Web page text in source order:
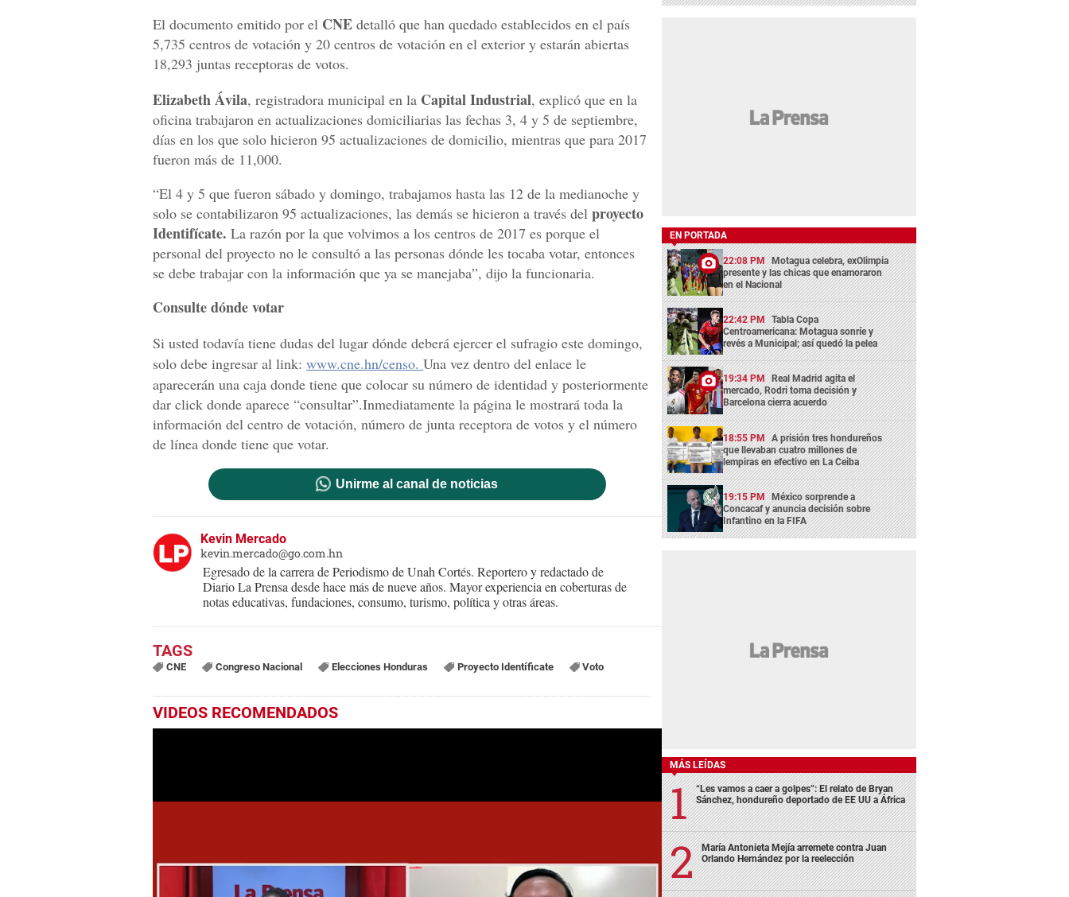
El documento emitido por el CNE detalló que han quedado establecidos en el país
5,735 centros de votación y 20 centros de votación en el exterior y estarán abiertas
18,293 juntas receptoras de votos.
Elizabeth Ávila, registradora municipal en la Capital Industrial, explicó que en la
oficina trabajaron en actualizaciones domiciliarias las fechas 3, 4 y 5 de septiembre,
días en los que solo hicieron 95 actualizaciones de domicilio, mientras que para 2017
fueron más de 11,000.
“El 4 y 5 que fueron sábado y domingo, trabajamos hasta las 12 de la medianoche y
solo se contabilizaron 95 actualizaciones, las demás se hicieron a través del proyecto
Identifícate. La razón por la que volvimos a los centros de 2017 es porque el
personal del proyecto no le consultó a las personas dónde les tocaba votar, entonces
se debe trabajar con la información que ya se manejaba”, dijo la funcionaria.
Consulte dónde votar
Si usted todavía tiene dudas del lugar dónde deberá ejercer el sufragio este domingo,
solo debe ingresar al link: www.cne.hn/censo. Una vez dentro del enlace le
aparecerán una caja donde tiene que colocar su número de identidad y posteriormente
dar click donde aparece “consultar”.Inmediatamente la página le mostrará toda la
información del centro de votación, número de junta receptora de votos y el número
de línea donde tiene que votar.
Unirme al canal de noticias
Kevin Mercado
kevin.mercado@go.com.hn
Egresado de la carrera de Periodismo de Unah Cortés. Reportero y redactado de
Diario La Prensa desde hace más de nueve años. Mayor experiencia en coberturas de
notas educativas, fundaciones, consumo, turismo, política y otras áreas.
CNE Congreso Nacional Elecciones Honduras Proyecto Identíficate Voto
VIDEOS RECOMENDADOS
EN PORTADA
22:08 PM Motagua celebra, exOlimpia
presente y las chicas que enamoraron
en el Nacional
22:42 PM Tabla Copa
Centroamericana: Motagua sonríe y
revés a Municipal; así quedó la pelea
19:34 PM Real Madrid agita el
mercado, Rodri toma decisión y
Barcelona cierra acuerdo
18:55 PM A prisión tres hondureños
que llevaban cuatro millones de
lempiras en efectivo en La Ceiba
19:15 PM México sorprende a
Concacaf y anuncia decisión sobre
Infantino en la FIFA
MÁS LEÍDAS
“Les vamos a caer a golpes”: El relato de Bryan
Sánchez, hondureño deportado de EE UU a África
María Antonieta Mejía arremete contra Juan
Orlando Hernández por la reelección